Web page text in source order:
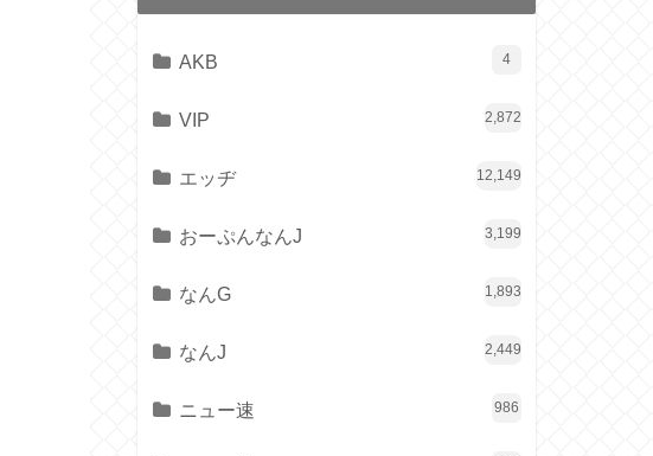
AKB 4
VIP 2,872
エッヂ 12,149
おーぷんなんJ 3,199
なんG 1,893
なんJ 2,449
ニュー速 986